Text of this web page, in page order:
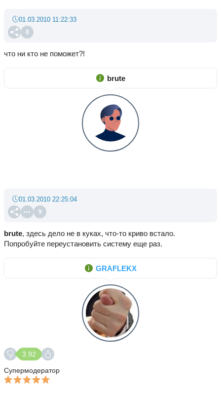
8
01.03.2010 11:22:33
что ни кто не поможет?!
brute
9
01.03.2010 22:25:04
brute, здесь дело не в куках, что-то криво встало.
Попробуйте переустановить систему еще раз.
GRAFLEKX
3.92
Супермодератор